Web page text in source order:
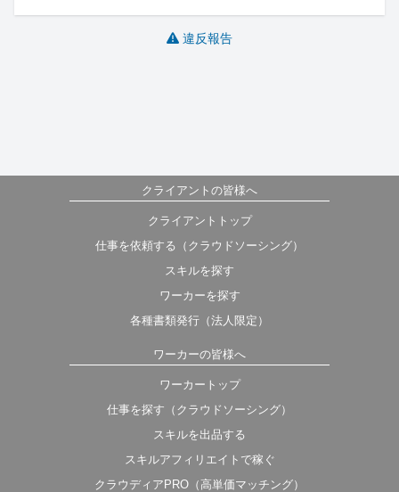
違反報告
クライアントの皆様へ
クライアントトップ
仕事を依頼する（クラウドソーシング）
スキルを探す
ワーカーを探す
各種書類発行（法人限定）
ワーカーの皆様へ
ワーカートップ
仕事を探す（クラウドソーシング）
スキルを出品する
スキルアフィリエイトで稼ぐ
クラウディアPRO（高単価マッチング）